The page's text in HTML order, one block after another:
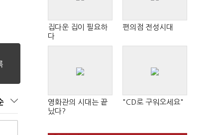
집다운 집이 필요하
다
편의점 전성시대
영화관의 시대는 끝
났다?
"CD로 구워오세요"